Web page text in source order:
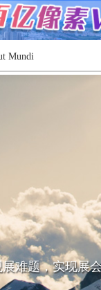
Mundi
难题，实现展